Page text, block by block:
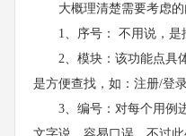
大概理清楚需要考虑的
1、序号： 不用说，是
2、模块：该功能点具体
是方便查找，如：注册/登
3、编号：对每个用例进